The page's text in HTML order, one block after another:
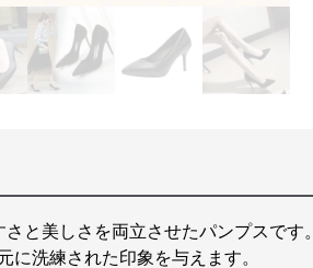
と美しさを両立させたパンプスです。
に洗練された印象を与えます。